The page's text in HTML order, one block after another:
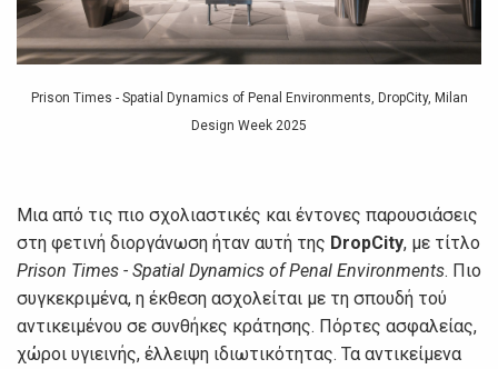
Prison Times - Spatial Dynamics of Penal Environments, DropCity, Milan
Design Week 2025
Μια από τις πιο σχολιαστικές και έντονες παρουσιάσεις
στη φετινή διοργάνωση ήταν αυτή της DropCity, με τίτλο
Prison Times - Spatial Dynamics of Penal Environments. Πιο
συγκεκριμένα, η έκθεση ασχολείται με τη σπουδή τού
αντικειμένου σε συνθήκες κράτησης. Πόρτες ασφαλείας,
χώροι υγιεινής, έλλειψη ιδιωτικότητας. Τα αντικείμενα